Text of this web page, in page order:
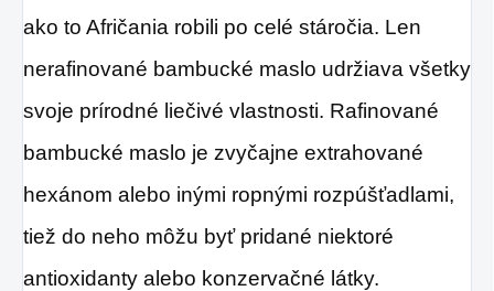
ako to Afričania robili po celé stáročia. Len
nerafinované bambucké maslo udržiava všetky
svoje prírodné liečivé vlastnosti. Rafinované
bambucké maslo je zvyčajne extrahované
hexánom alebo inými ropnými rozpúšťadlami,
tiež do neho môžu byť pridané niektoré
antioxidanty alebo konzervačné látky.